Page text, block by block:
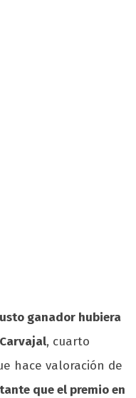
ganador hubiera
, cuarto
hace valoración de
que el premio en